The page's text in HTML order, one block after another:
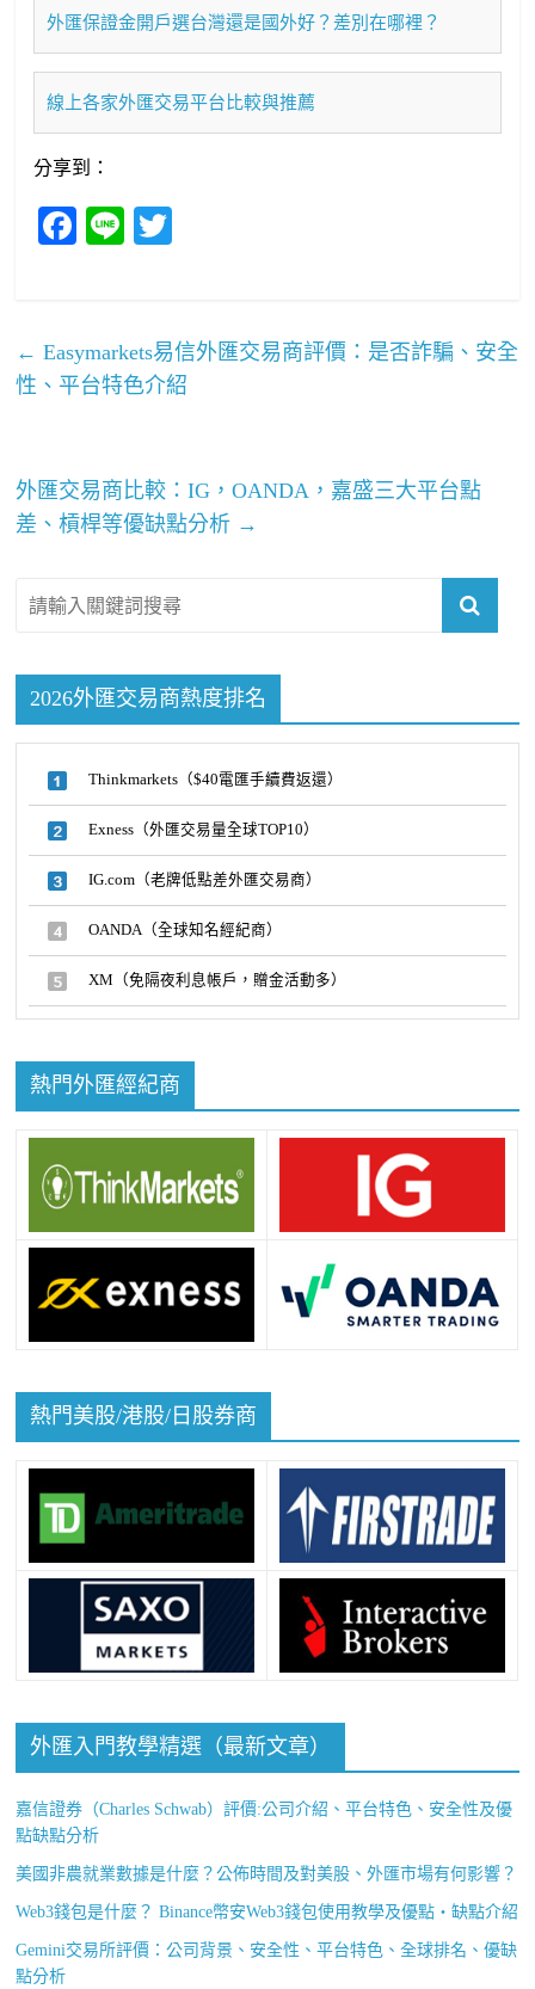
外匯保證金開戶選台灣還是國外好？差別在哪裡？
線上各家外匯交易平台比較與推薦
分享到：
Fa
ce
Li
ne
r
← Easymarkets易信外匯交易商評價：是否詐騙、安全
性、平台特色介紹
外匯交易商比較：IG，OANDA，嘉盛三大平台點
差、槓桿等優缺點分析 →
2026外匯交易商熱度排名
Thinkmarkets（$40電匯手續費返還）
Exness（外匯交易量全球TOP10）
IG.com（老牌低點差外匯交易商）
OANDA（全球知名經紀商）
XM（免隔夜利息帳戶，贈金活動多）
熱門外匯經紀商
熱門美股/港股/日股券商
外匯入門教學精選（最新文章）
嘉信證券（Charles Schwab）評價:公司介紹、平台特色、安全性及優
點缺點分析
美國非農就業數據是什麼？公佈時間及對美股、外匯市場有何影響？
Web3錢包是什麼？ Binance幣安Web3錢包使用教學及優點・缺點介紹
Gemini交易所評價：公司背景、安全性、平台特色、全球排名、優缺
點分析